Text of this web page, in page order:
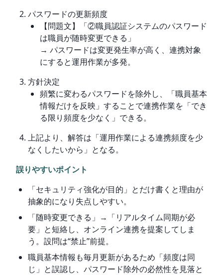
パスワードの更新頻度
【問題文】「②職員認証システムのパスワード
は職員が随時変更できる」
→ パスワードは変更発生率が高く、連携対象
にすると運用作業が多発。
方針決定
頻繁に変わるパスワードを除外し、「職員基本
情報だけを反映」することで連携作業を「でき
る限り頻度を少なく」できる。
上記より、解答は「運用作業による連携頻度を少
なくしたいから」となる。
誤りやすいポイント
「セキュリティ強化が目的」とだけ書くと理由が
抽象的になり失点しやすい。
「随時変更できる」→「リアルタイム同期が必
要」と短絡し、オンライン連携を提案してしま
う。設問は“禁止”前提。
職員基本情報も毎月更新があるため「頻度は同
じ」と誤認し、パスワード除外の必然性を見落と